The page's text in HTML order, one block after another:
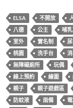
ELSA 不開放
八德
公主 哺
室外
實名制
桃園
洗手台
無障礙廁所
玩偶
線上預約
繪圖
親子
親子遊戲區
防蚊液
雨備